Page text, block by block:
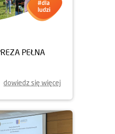
PEŁNA
dowiedz się więcej